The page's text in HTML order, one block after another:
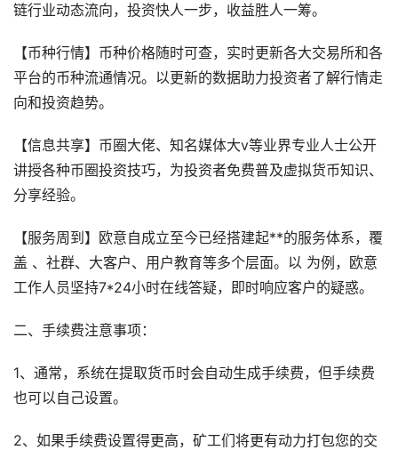
链行业动态流向，投资快人一步，收益胜人一筹。
【币种行情】币种价格随时可查，实时更新各大交易所和各
平台的币种流通情况。以更新的数据助力投资者了解行情走
向和投资趋势。
【信息共享】币圈大佬、知名媒体大v等业界专业人士公开
讲授各种币圈投资技巧，为投资者免费普及虚拟货币知识、
分享经验。
【服务周到】欧意自成立至今已经搭建起**的服务体系，覆
盖 、社群、大客户、用户教育等多个层面。以 为例，欧意
工作人员坚持7*24小时在线答疑，即时响应客户的疑惑。
二、手续费注意事项：
1、通常，系统在提取货币时会自动生成手续费，但手续费
也可以自己设置。
2、如果手续费设置得更高，矿工们将更有动力打包您的交